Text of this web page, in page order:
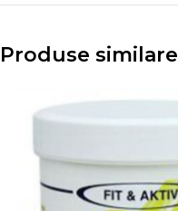
Produse similare